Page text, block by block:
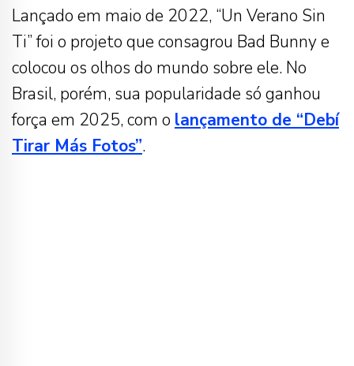
Lançado em maio de 2022, “Un Verano Sin
Ti” foi o projeto que consagrou Bad Bunny e
colocou os olhos do mundo sobre ele. No
Brasil, porém, sua popularidade só ganhou
força em 2025, com o lançamento de “Debí
Tirar Más Fotos”.